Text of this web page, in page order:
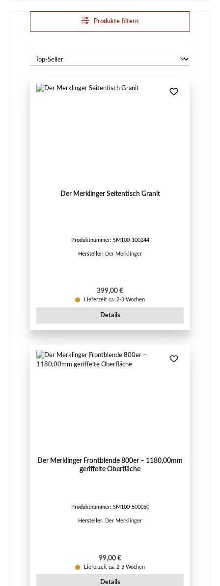
Produkte filtern
Der Merklinger Seitentisch Granit
Produktnummer: SM100-100244
Hersteller: Der Merklinger
Regulärer Preis:
399,00 €
Lieferzeit ca. 2-3 Wochen
Details
Der Merklinger Frontblende 800er – 1180,00mm
geriffelte Oberfläche
Produktnummer: SM100-500050
Hersteller: Der Merklinger
Regulärer Preis:
99,00 €
Lieferzeit ca. 2-3 Wochen
Details